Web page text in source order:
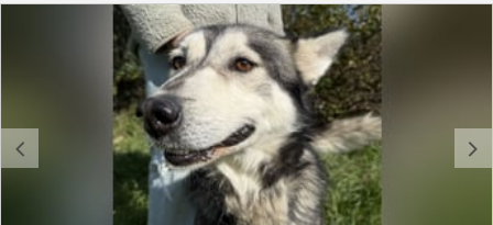
c d